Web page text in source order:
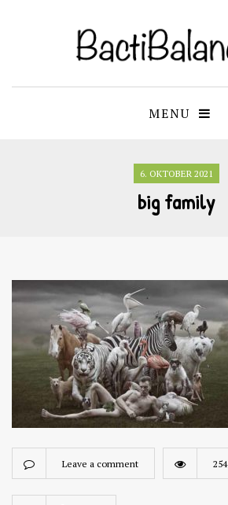
MENU
6. OKTOBER 2021
big family
Leave a comment 254